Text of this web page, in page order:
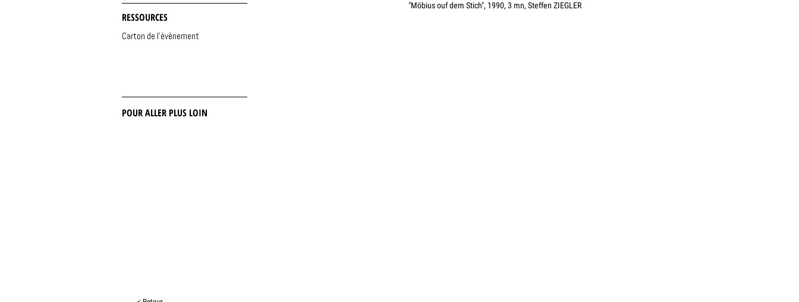
RESSOURCES
Carton de l'évènement
POUR ALLER PLUS LOIN
"Möbius ouf dem Stich", 1990, 3 mn, Steffen ZIEGLER